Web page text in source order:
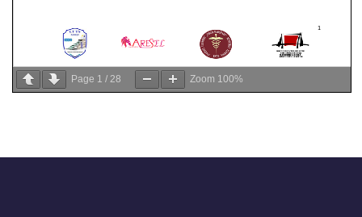
Page 1 / 28 Zoom 100%